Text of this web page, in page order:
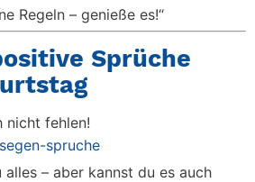
Regeln – genieße es!“
Sprüche
nicht fehlen!
spruche
alles – aber kannst du es auch